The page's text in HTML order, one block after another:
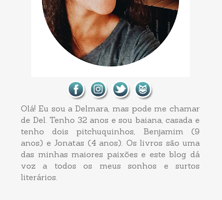
Olá! Eu sou a Delmara, mas pode me chamar
de Del. Tenho 32 anos e sou baiana, casada e
tenho dois pitchuquinhos, Benjamim (9
anos) e Jonatas (4 anos). Os livros são uma
das minhas maiores paixões e este blog dá
voz a todos os meus sonhos e surtos
literários.